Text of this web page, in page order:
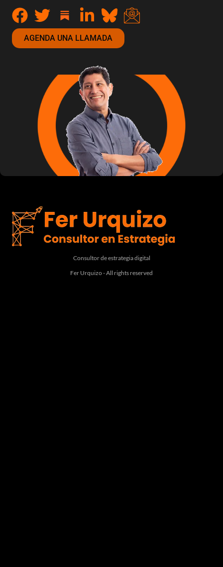
AGENDA UNA LLAMADA
Consultor de estrategia digital
Fer Urquizo - All rights reserved